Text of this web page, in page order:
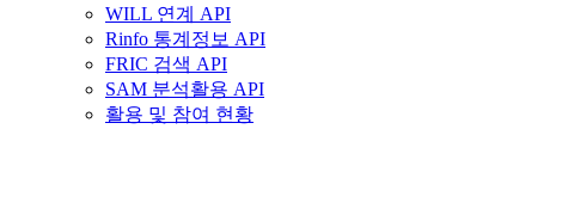
WILL 연계 API
Rinfo 통계정보 API
FRIC 검색 API
SAM 분석활용 API
활용 및 참여 현황